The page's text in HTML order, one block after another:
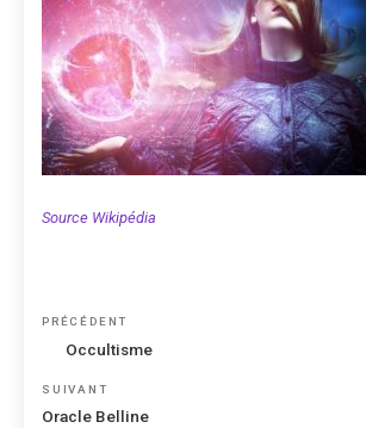
Source Wikipédia
Navigation
Article
précédent
PRÉCÉDENT
Occultisme
Article
suivant
SUIVANT
Oracle Belline